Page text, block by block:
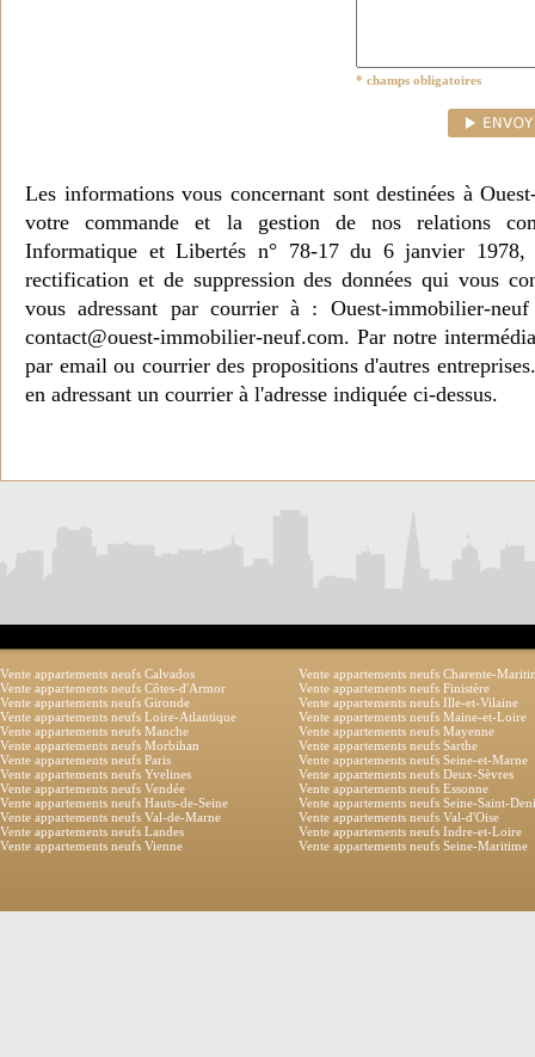
* champs obligatoires
Les informations vous concernant sont destinées à
votre commande et la gestion de nos relations
Informatique et Libertés n° 78-17 du 6 janvier 1978,
rectification et de suppression des données qui vous
vous adressant par courrier à : Ouest-immobilier-
contact@ouest-immobilier-neuf.com. Par notre
par email ou courrier des propositions d'autres
en adressant un courrier à l'adresse indiquée ci-dessus.
Vente appartements neufs Calvados
Vente appartements neufs Charente-
Vente appartements neufs Côtes-d'Armor
Vente appartements neufs Finistère
Vente appartements neufs Gironde
Vente appartements neufs Ille-et-Vilaine
Vente appartements neufs Loire-Atlantique
Vente appartements neufs Maine-et-Loire
Vente appartements neufs Manche
Vente appartements neufs Mayenne
Vente appartements neufs Morbihan
Vente appartements neufs Sarthe
Vente appartements neufs Paris
Vente appartements neufs Seine-et-Marne
Vente appartements neufs Yvelines
Vente appartements neufs Deux-Sèvres
Vente appartements neufs Vendée
Vente appartements neufs Essonne
Vente appartements neufs Hauts-de-Seine
Vente appartements neufs Seine-Saint-
Vente appartements neufs Val-de-Marne
Vente appartements neufs Val-d'Oise
Vente appartements neufs Landes
Vente appartements neufs Indre-et-Loire
Vente appartements neufs Vienne
Vente appartements neufs Seine-Maritime